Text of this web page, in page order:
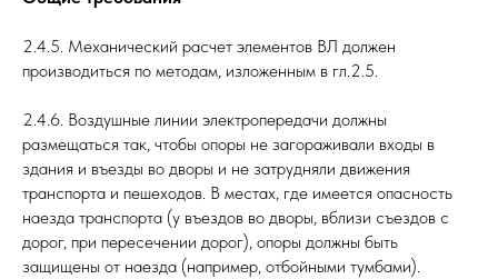
2.4.5. Механический расчет элементов ВЛ должен
производиться по методам, изложенным в гл.2.5.
2.4.6. Воздушные линии электропередачи должны
размещаться так, чтобы опоры не загораживали входы в
здания и въезды во дворы и не затрудняли движения
транспорта и пешеходов. В местах, где имеется опасность
наезда транспорта (у въездов во дворы, вблизи съездов с
дорог, при пересечении дорог), опоры должны быть
защищены от наезда (например, отбойными тумбами).